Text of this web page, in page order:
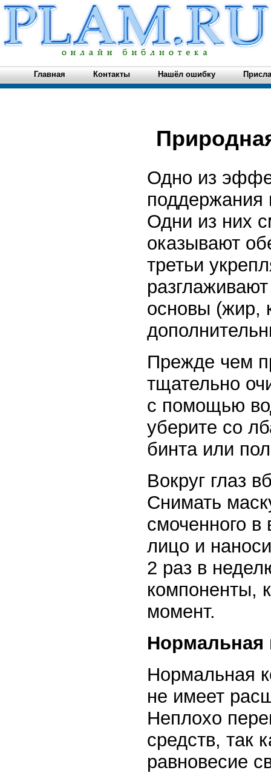
Главная Контакты Нашёл ошибку
Одно из
Одни из них
оказывают
третьи
основы (жир,
Прежде чем
тщательно
с помощью
уберите со
бинта или
Вокруг глаз
Снимать
смоченного в
лицо и
2 раз в
компоненты,
момент.
Нормальная
Нормальная
не имеет
Неплохо
средств, так
равновесие